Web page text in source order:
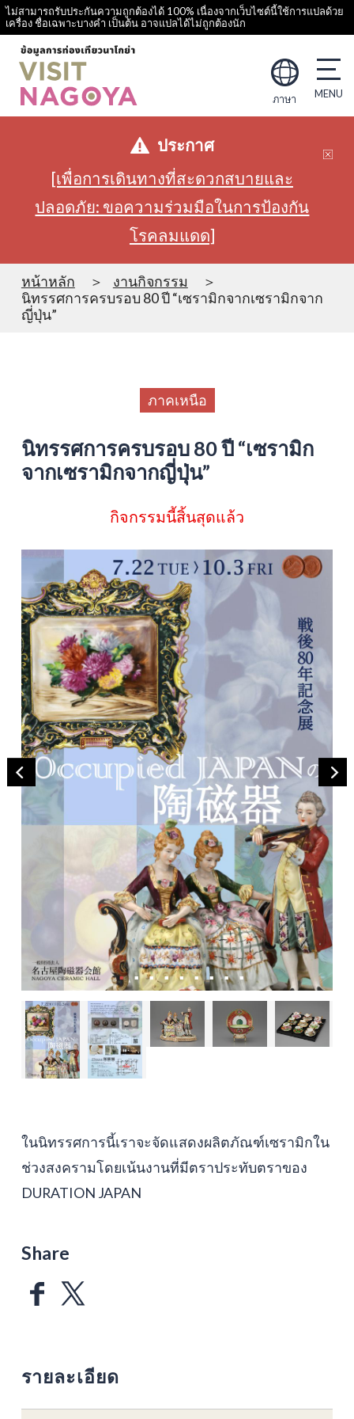
ไม่สามารถรับประกันความถูกต้องได้ 100% เนื่องจากเว็บไซต์นี้ใช้การแปลด้วย
เครื่อง ชื่อเฉพาะบางคำ เป็นต้น อาจแปลได้ไม่ถูกต้องนัก
ภาษา
ประกาศ
[เพื่อการเดินทางที่สะดวกสบายและ
ปลอดภัย: ขอความร่วมมือในการป้องกัน
โรคลมแดด]
หน้าหลัก
งานกิจกรรม
นิทรรศการครบรอบ 80 ปี “เซรามิกจากเซรามิกจาก
ญี่ปุ่น”
ภาคเหนือ
นิทรรศการครบรอบ 80 ปี “เซรามิก
จากเซรามิกจากญี่ปุ่น”
กิจกรรมนี้สิ้นสุดแล้ว
ในนิทรรศการนี้เราจะจัดแสดงผลิตภัณฑ์เซรามิกใน
ช่วงสงครามโดยเน้นงานที่มีตราประทับตราของ
DURATION JAPAN
Share
รายละเอียด